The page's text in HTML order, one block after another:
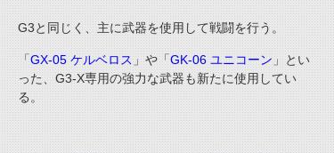
G3と同じく、主に武器を使用して戦闘を行う。
「GX-05 ケルベロス 」や「GK-06 ユニコーン 」とい
った、 G3-X専用の強力な武器も新たに使用してい
る。